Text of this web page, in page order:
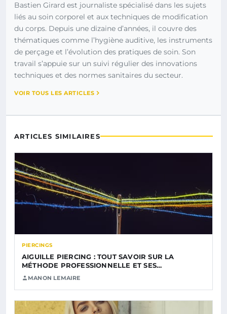
Bastien Girard est journaliste spécialisé dans les sujets
liés au soin corporel et aux techniques de modification
du corps. Depuis une dizaine d’années, il couvre des
thématiques comme l’hygiène auditive, les instruments
de perçage et l’évolution des pratiques de soin. Son
travail s’appuie sur un suivi régulier des innovations
techniques et des normes sanitaires du secteur.
VOIR TOUS LES ARTICLES
ARTICLES SIMILAIRES
PIERCINGS
AIGUILLE PIERCING : TOUT SAVOIR SUR LA
MÉTHODE PROFESSIONNELLE ET SES…
MANON LEMAIRE